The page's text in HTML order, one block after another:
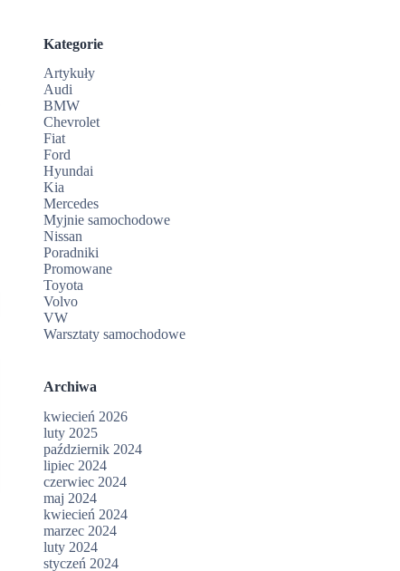
Kategorie
Artykuły
Audi
BMW
Chevrolet
Fiat
Ford
Hyundai
Kia
Mercedes
Myjnie samochodowe
Nissan
Poradniki
Promowane
Toyota
Volvo
VW
Warsztaty samochodowe
Archiwa
kwiecień 2026
luty 2025
październik 2024
lipiec 2024
czerwiec 2024
maj 2024
kwiecień 2024
marzec 2024
luty 2024
styczeń 2024